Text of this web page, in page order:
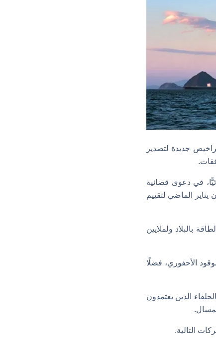
جديدة لتصدير
في دعوى قضائية
يناير الماضي لتقييم
بالبلاد ولملايين
الأحفوري، فضلًا
الذين يعتمدون
التالية.